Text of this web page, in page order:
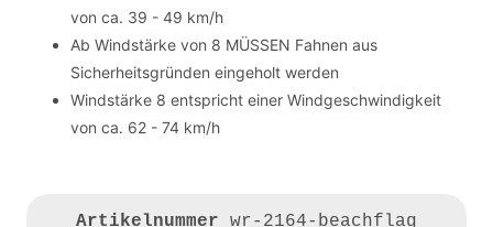
von ca. 39 - 49 km/h
Ab Windstärke von 8 MÜSSEN Fahnen aus
Sicherheitsgründen eingeholt werden
Windstärke 8 entspricht einer Windgeschwindigkeit
von ca. 62 - 74 km/h
Artikelnummer wr-2164-beachflag